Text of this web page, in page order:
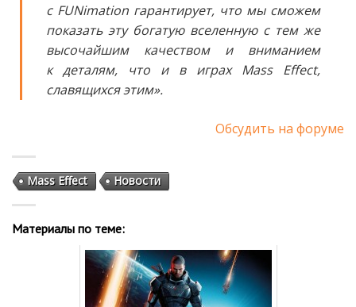
с FUNimation гарантирует, что мы сможем
показать эту богатую вселенную с тем же
высочайшим качеством и вниманием
к деталям, что и в играх Mass Effect,
славящихся этим».
Обсудить на форуме
Mass Effect Новости
Материалы по теме: